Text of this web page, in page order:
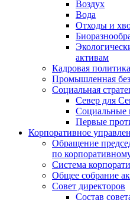
Воздух
Вода
Отходы и
активам
Кадровая политика
Промышленная
Социальная
Север для
Социальные
Первые
Корпоративное
Обращение
по
Система
Общее собрание
Совет директоров
Состав